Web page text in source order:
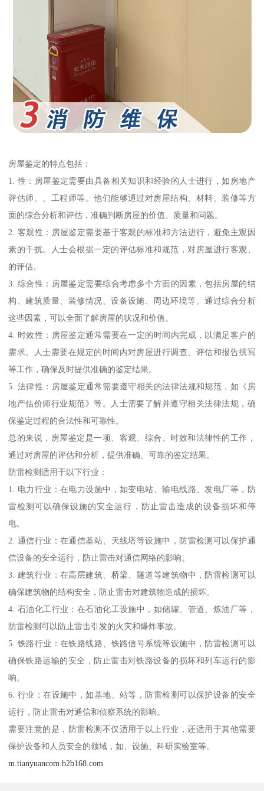
房屋鉴定的特点包括：
1. 性：房屋鉴定需要由具备相关知识和经验的人士进行，如房地产
评估师、、工程师等。他们能够通过对房屋结构、材料、装修等方
面的综合分析和评估，准确判断房屋的价值、质量和问题。
2. 客观性：房屋鉴定需要基于客观的标准和方法进行，避免主观因
素的干扰。人士会根据一定的评估标准和规范，对房屋进行客观、
的评估。
3. 综合性：房屋鉴定需要综合考虑多个方面的因素，包括房屋的结
构、建筑质量、装修情况、设备设施、周边环境等。通过综合分析
这些因素，可以全面了解房屋的状况和价值。
4. 时效性：房屋鉴定通常需要在一定的时间内完成，以满足客户的
需求。人士需要在规定的时间内对房屋进行调查、评估和报告撰写
等工作，确保及时提供准确的鉴定结果。
5. 法律性：房屋鉴定通常需要遵守相关的法律法规和规范，如《房
地产估价师行业规范》等。人士需要了解并遵守相关法律法规，确
保鉴定过程的合法性和可靠性。
总的来说，房屋鉴定是一项、客观、综合、时效和法律性的工作，
通过对房屋的评估和分析，提供准确、可靠的鉴定结果。
防雷检测适用于以下行业：
1. 电力行业：在电力设施中，如变电站、输电线路、发电厂等，防
雷检测可以确保设施的安全运行，防止雷击造成的设备损坏和停
电。
2. 通信行业：在通信基站、天线塔等设施中，防雷检测可以保护通
信设备的安全运行，防止雷击对通信网络的影响。
3. 建筑行业：在高层建筑、桥梁、隧道等建筑物中，防雷检测可以
确保建筑物的结构安全，防止雷击对建筑物造成的损坏。
4. 石油化工行业：在石油化工设施中，如储罐、管道、炼油厂等，
防雷检测可以防止雷击引发的火灾和爆炸事故。
5. 铁路行业：在铁路线路、铁路信号系统等设施中，防雷检测可以
确保铁路运输的安全，防止雷击对铁路设备的损坏和列车运行的影
响。
6. 行业：在设施中，如基地、站等，防雷检测可以保护设备的安全
运行，防止雷击对通信和侦察系统的影响。
需要注意的是，防雷检测不仅适用于以上行业，还适用于其他需要
保护设备和人员安全的领域，如、设施、科研实验室等。
m.tianyuancom.b2b168.com